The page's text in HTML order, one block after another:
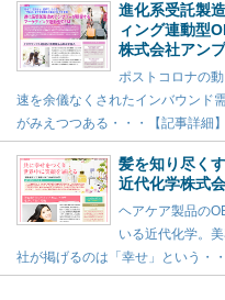
進化系受託製
ィング連動型
株式会社アン
ポストコロナの
速を余儀なくされたインバウンド
がみえつつある・・・【記事詳細】
髪を知り尽く
近代化学株式
ヘアケア製品の
いる近代化学。
社が掲げるのは「幸せ」という・